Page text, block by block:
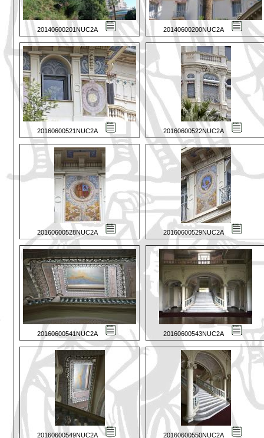
20140600201NUC2A 20140600200NUC2A
20160600521NUC2A 20160600522NUC2A
20160600528NUC2A 20160600529NUC2A
20160600541NUC2A 20160600543NUC2A
20160600549NUC2A 20160600550NUC2A